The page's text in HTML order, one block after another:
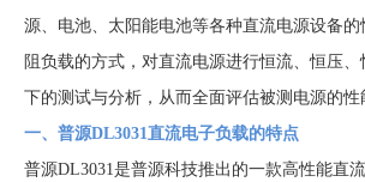
源、电池、太阳能电池等各种直流电源设备
阻负载的方式，对直流电源进行恒流、恒压
下的测试与分析，从而全面评估被测电源的性
一、普源DL3031直流电子负载的特点
普源DL3031是普源科技推出的一款高性能直